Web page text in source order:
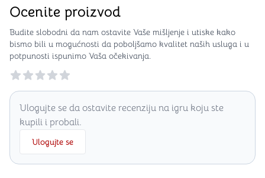
Ocenite proizvod
Budite slobodni da nam ostavite Vaše mišljenje i utiske kako
bismo bili u mogućnosti da poboljšamo kvalitet naših usluga i u
potpunosti ispunimo Vaša očekivanja.
Reviews
Ulogujte se da ostavite recenziju na igru koju ste
kupili i probali.
Ulogujte se